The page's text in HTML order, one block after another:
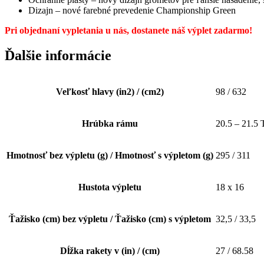
Dizajn – nové farebné prevedenie Championship Green
Pri objednaní vypletania u nás, dostanete náš výplet zadarmo!
Ďalšie informácie
Veľkosť hlavy (in2) / (cm2) 98 / 632
Hrúbka rámu 20.5 – 21.5
Hmotnosť bez výpletu (g) / Hmotnosť s výpletom (g) 295 / 311
Hustota výpletu 18 x 16
Ťažisko (cm) bez výpletu / Ťažisko (cm) s výpletom 32,5 / 33,5
Dĺžka rakety v (in) / (cm) 27 / 68.58